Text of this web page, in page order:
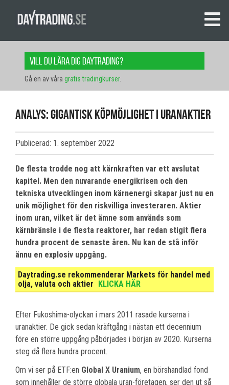
Vill du lära dig daytrading?
Gå en av våra gratis tradingkurser.
Analys: Gigantisk köpmöjlighet i uranaktier
Publicerad: 1. september 2022
De flesta trodde nog att kärnkraften var ett avslutat
kapitel. Men den nuvarande energikrisen och den
tekniska utvecklingen inom kärnenergi skapar just nu en
unik möjlighet för den riskvilliga investeraren. Aktier
inom uran, vilket är det ämne som används som
kärnbränsle i de flesta reaktorer, har redan stigit flera
hundra procent de senaste åren. Nu kan de stå inför
ännu en explosiv uppgång.
Daytrading.se rekommenderar Markets för handel med
olja, valuta och aktier
KLICKA HÄR
Efter Fukoshima-olyckan i mars 2011 rasade kurserna i
uranaktier. De gick sedan kräftgång i nästan ett decennium
före en större uppgång påbörjades i början av 2020. Kurserna
steg då flera hundra procent.
Om vi ser på ETF:en Global X Uranium, en börshandlad fond
som innehåller de större globala uran-företagen, ser den ut så